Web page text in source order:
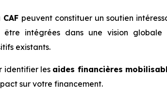
peuvent constituer un soutien
intégrées dans une vision globale
existants.
identifier les aides financières
sur votre financement.